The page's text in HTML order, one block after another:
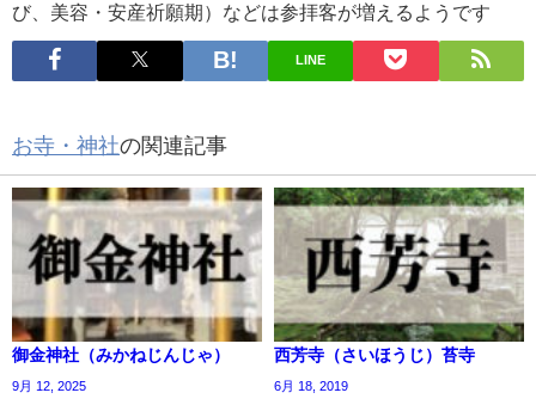
び、美容・安産祈願期）などは参拝客が増えるようです
LINE
お寺・神社の関連記事
御金神社（みかねじんじゃ）
9月 12, 2025
西芳寺（さいほうじ）苔寺
6月 18, 2019